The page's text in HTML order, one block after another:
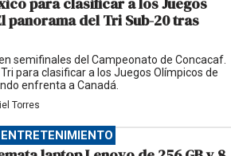
panorama del Tri Sub-20 tras
semifinales del Campeonato de Concacaf.
para clasificar a los Juegos Olímpicos de
enfrenta a Canadá.
Torres
ENTRETENIMIENTO